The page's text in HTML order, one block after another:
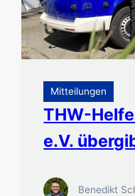
Mitteilungen
THW-
e.V.
Benedikt